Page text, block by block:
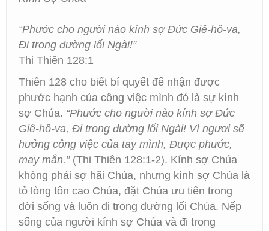
“Phước cho người nào kính sợ Đức Giê-hô-va,
Đi trong đường lối Ngài!”
Thi Thiên 128:1
Thiên 128 cho biết bí quyết để nhận được
phước hạnh của công việc mình đó là sự kính
sợ Chúa. “Phước cho người nào kính sợ Đức
Giê-hô-va, Đi trong đường lối Ngài! Vì ngươi sẽ
hưởng công việc của tay mình, Được phước,
may mắn.”(Thi Thiên 128:1-2). Kính sợ Chúa
không phải sợ hãi Chúa, nhưng kính sợ Chúa là
tỏ lòng tôn cao Chúa, đặt Chúa ưu tiên trong
đời sống và luôn đi trong đường lối Chúa. Nếp
sống của người kính sợ Chúa và đi trong